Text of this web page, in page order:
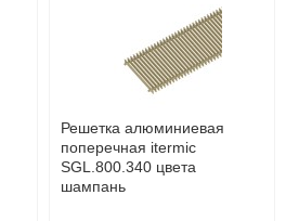
Москве и Московской области
на сайте в режиме реального
при получении товара как при
(Yandex-деньги, Web-money,
(возможно и с НДС)
Решетка алюминиевая
поперечная itermic
SGL.800.340 цвета
шампань